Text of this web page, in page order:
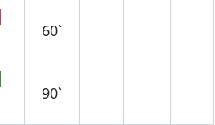
60`
90`